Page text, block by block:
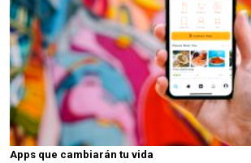
Apps que cambiarán tu vida